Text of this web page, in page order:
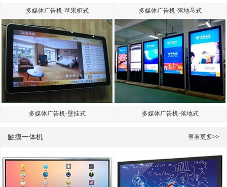
多媒体广告机-苹果柜式 多媒体广告机-落地琴式
多媒体广告机-壁挂式 多媒体广告机-落地式
触摸一体机 查看更多>>